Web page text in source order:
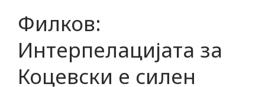
Филков:
Интерпелацијата за
Коцевски е силен